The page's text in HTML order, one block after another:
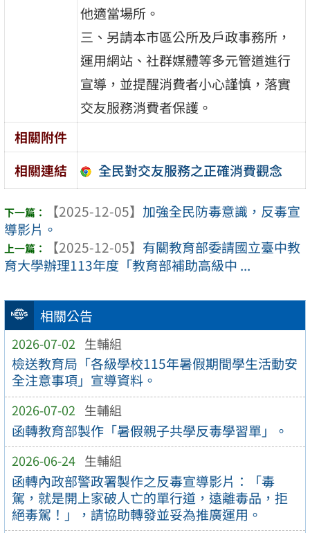
相關公告
2026-07-02 生輔組
檢送教育局「各級學校115年暑假期間學生活動安
全注意事項」宣導資料。
2026-07-02 生輔組
函轉教育部製作「暑假親子共學反毒學習單」。
2026-06-24 生輔組
函轉內政部警政署製作之反毒宣導影片：「毒
駕，就是開上家破人亡的單行道，遠離毒品，拒
絕毒駕！」，請協助轉發並妥為推廣運用。
他適當場所。
三、另請本市區公所及戶政事務所，
運用網站、社群媒體等多元管道進行
宣導，並提醒消費者小心謹慎，落實
交友服務消費者保護。
相關附件
相關連結
全民對交友服務之正確消費觀念
【2025-12-05】 加強全民防毒意識，反毒宣
導影片。
【2025-12-05】 有關教育部委請國立臺中教
育大學辦理113年度「教育部補助高級中 ...